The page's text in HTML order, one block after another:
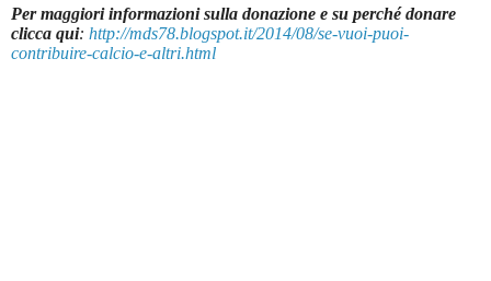
Per maggiori informazioni sulla donazione e su perché donare
clicca qui: http://mds78.blogspot.it/2014/08/se-vuoi-puoi-
contribuire-calcio-e-altri.html